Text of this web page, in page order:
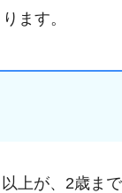
ます。
上が、2歳ま